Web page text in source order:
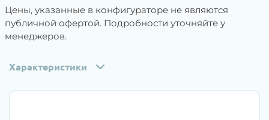
Цены, указанные в конфигураторе не являются
публичной офертой. Подробности уточняйте у
менеджеров.
Характеристики